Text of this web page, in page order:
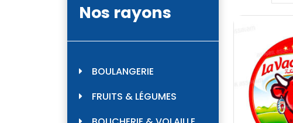
Nos rayons
BOULANGERIE
FRUITS & LÉGUMES